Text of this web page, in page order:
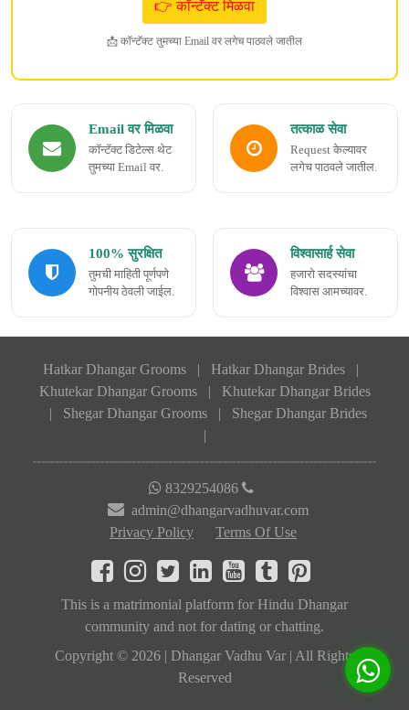
📩 कॉन्टॅक्ट तुमच्या Email वर लगेच पाठवले जातील
Email वर मिळवा
कॉन्टॅक्ट डिटेल्स थेट
तुमच्या Email वर.
तत्काळ सेवा
Request केल्यावर
लगेच पाठवले जातील.
100% सुरक्षित
तुमची माहिती पूर्णपणे
गोपनीय ठेवली जाईल.
विश्वासार्ह सेवा
हजारो सदस्यांचा
विश्वास आमच्यावर.
Hatkar Dhangar Grooms | Hatkar Dhangar Brides
|
Khutekar Dhangar Grooms
|
Khutekar Dhangar Brides
|
Shegar Dhangar Grooms |
Shegar Dhangar Brides
|
8329254086
admin@dhangarvadhuvar.com
Privacy Policy
Terms Of Use
This is a matrimonial platform for Hindu Dhangar
community and not for dating or chatting.
Copyright © 2026 | Dhangar Vadhu Var | All Rights
Reserved